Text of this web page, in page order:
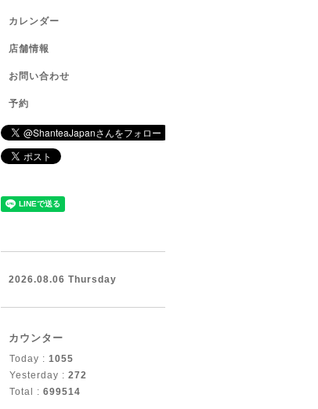
カレンダー
店舗情報
お問い合わせ
予約
2026.08.06 Thursday
カウンター
Today : 1055
Yesterday : 272
Total : 699514